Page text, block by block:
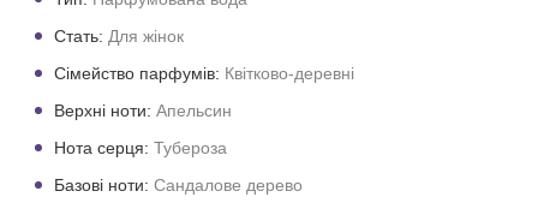
Стать: Для жінок
Сімейство парфумів: Квітково-деревні
Верхні ноти: Апельсин
Нота серця: Тубероза
Базові ноти: Сандалове дерево